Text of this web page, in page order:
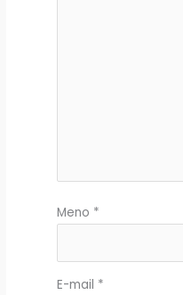
Meno *
E-mail *